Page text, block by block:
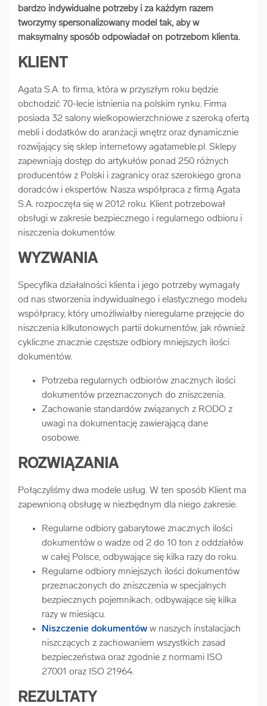
Osuszanie dokumentów
bardzo indywidualne potrzeby i za każdym razem
tworzymy spersonalizowany model tak, aby w
maksymalny sposób odpowiadał on potrzebom klienta.
KLIENT
Agata S.A. to firma, która w przyszłym roku będzie
obchodzić 70-lecie istnienia na polskim rynku. Firma
posiada 32 salony wielkopowierzchniowe z szeroką ofertą
mebli i dodatków do aranżacji wnętrz oraz dynamicznie
rozwijający się sklep internetowy agatameble.pl. Sklepy
zapewniają dostęp do artykułów ponad 250 różnych
producentów z Polski i zagranicy oraz szerokiego grona
doradców i ekspertów. Nasza współpraca z firmą Agata
S.A. rozpoczęła się w 2012 roku. Klient potrzebował
obsługi w zakresie bezpiecznego i regularnego odbioru i
niszczenia dokumentów.
WYZWANIA
Specyfika działalności klienta i jego potrzeby wymagały
od nas stworzenia indywidualnego i elastycznego modelu
współpracy, który umożliwiałby nieregularne przejęcie do
niszczenia kilkutonowych partii dokumentów, jak również
cykliczne znacznie częstsze odbiory mniejszych ilości
dokumentów.
Potrzeba regularnych odbiorów znacznych ilości
dokumentów przeznaczonych do zniszczenia.
Zachowanie standardów związanych z RODO z
uwagi na dokumentację zawierającą dane
osobowe.
ROZWIĄZANIA
Połączyliśmy dwa modele usług. W ten sposób Klient ma
zapewnioną obsługę w niezbędnym dla niego zakresie.
Regularne odbiory gabarytowe znacznych ilości
dokumentów o wadze od 2 do 10 ton z oddziałów
w całej Polsce, odbywające się kilka razy do roku.
Regularne odbiory mniejszych ilości dokumentów
przeznaczonych do zniszczenia w specjalnych
bezpiecznych pojemnikach, odbywające się kilka
razy w miesiącu.
Niszczenie dokumentów w naszych instalacjach
niszczących z zachowaniem wszystkich zasad
bezpieczeństwa oraz zgodnie z normami ISO
27001 oraz ISO 21964.
REZULTATY